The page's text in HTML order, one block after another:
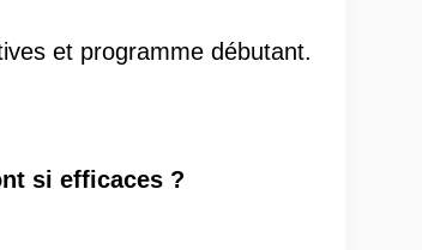
et programme débutant.
si efficaces ?